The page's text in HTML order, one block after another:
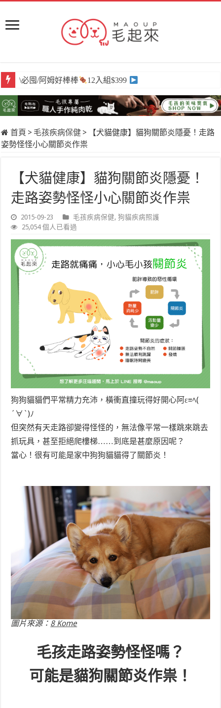
\必囤/阿姆好棒棒 12入組$399
首頁 > 毛孩疾病保健 >
【犬貓健康】貓狗關節炎隱憂！走路
姿勢怪怪小心關節炎作祟
【犬貓健康】貓狗關節炎隱憂！
走路姿勢怪怪小心關節炎作祟
2015-09-23 毛孩疾病保健,狗貓疾病照護
25,054 個人已看過
狗狗貓貓們平常精力充沛，橫衝直撞玩得好開心阿ε≡ﾍ(
´∀`)ﾉ
但突然有天走路卻變得怪怪的，無法像平常一樣跳來跳去
抓玩具，甚至拒絕爬樓梯……到底是甚麼原因呢？
當心！很有可能是家中狗狗貓貓得了關節炎！
圖片來源： 8 Kome
毛孩走路姿勢怪怪嗎？
可能是貓狗關節炎作祟！